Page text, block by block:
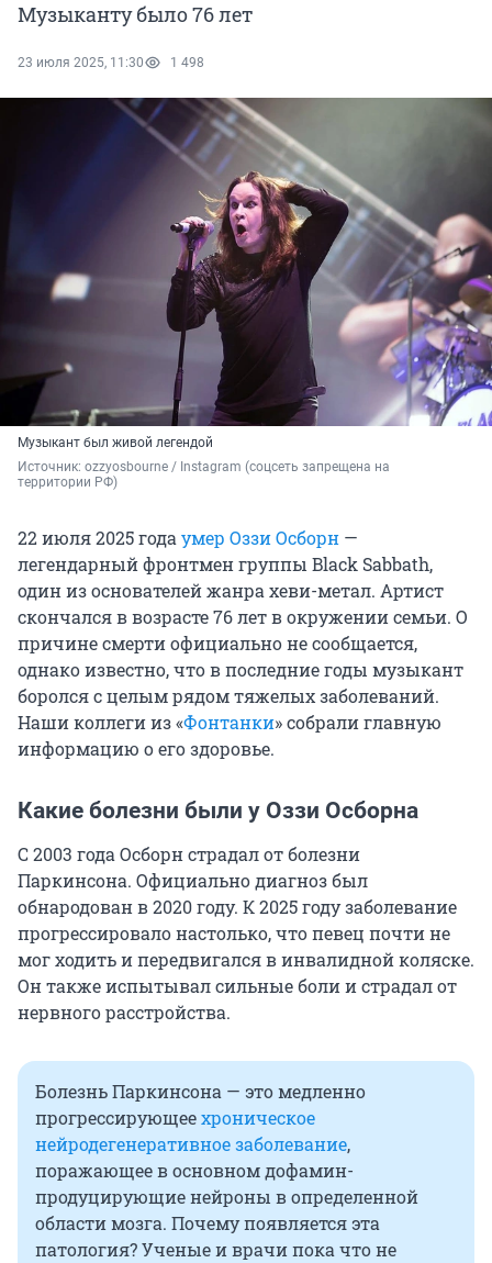
Музыканту было 76 лет
23 июля 2025, 11:30 1 498
Музыкант был живой легендой
Источник: ozzyosbourne / Instagram (соцсеть запрещена на
территории РФ)
22 июля 2025 годаумер Оззи Осборн —
легендарный фронтмен группы Black Sabbath,
один из основателей жанра хеви-метал. Артист
скончался в возрасте 76 лет в окружении семьи. О
причине смерти официально не сообщается,
однако известно, что в последние годы музыкант
боролся с целым рядом тяжелых заболеваний.
Наши коллеги из «Фонтанки» собрали главную
информацию о его здоровье.
Какие болезни были у Оззи Осборна
С 2003 года Осборн страдал от болезни
Паркинсона. Официально диагноз был
обнародован в 2020 году. К 2025 году заболевание
прогрессировало настолько, что певец почти не
мог ходить и передвигался в инвалидной коляске.
Он также испытывал сильные боли и страдал от
нервного расстройства.
Болезнь Паркинсона — это медленно
прогрессирующеехроническое
нейродегенеративное заболевание,
поражающее в основном дофамин-
продуцирующие нейроны в определенной
области мозга. Почему появляется эта
патология? Ученые и врачи пока что не